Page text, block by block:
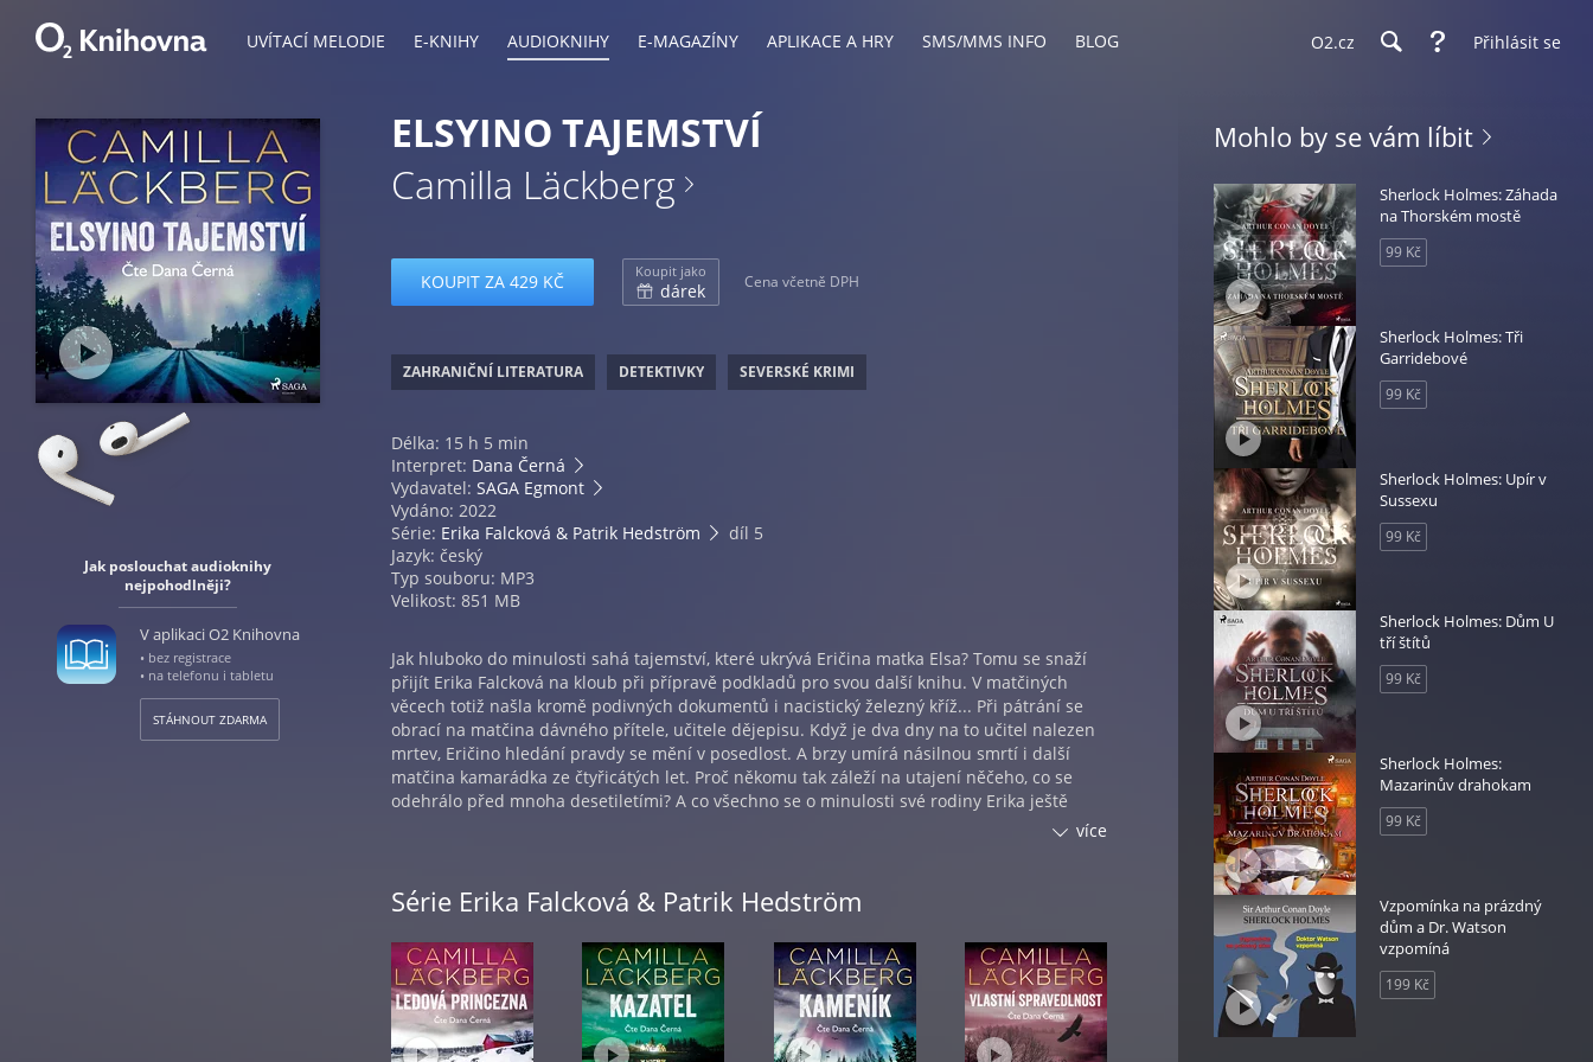
UVÍTACÍ MELODIE E-KNIHY AUDIOKNIHY E-MAGAZÍNY APLIKACE A HRY SMS/MMS INFO BLOG O2.cz Přihlásit se
Jak poslouchat audioknihy
nejpohodlněji?
V aplikaci O2 Knihovna
• bez registrace
• na telefonu i tabletu
STÁHNOUT ZDARMA
ELSYINO TAJEMSTVÍ
Camilla Läckberg
KOUPIT ZA 429 KČ Koupit jako
dárek Cena včetně DPH
ZAHRANIČNÍ LITERATURA DETEKTIVKY SEVERSKÉ KRIMI
Délka: 15 h 5 min
Interpret: Dana Černá
Vydavatel: SAGA Egmont
Vydáno: 2022
Série: Erika Falcková & Patrik Hedström
díl 5
Jazyk: český
Typ souboru: MP3
Velikost: 851 MB
Jak hluboko do minulosti sahá tajemství, které ukrývá Eričina matka Elsa? Tomu se snaží
přijít Erika Falcková na kloub při přípravě podkladů pro svou další knihu. V matčiných
věcech totiž našla kromě podivných dokumentů i nacistický železný kříž... Při pátrání se
obrací na matčina dávného přítele, učitele dějepisu. Když je dva dny na to učitel nalezen
mrtev, Eričino hledání pravdy se mění v posedlost. A brzy umírá násilnou smrtí i další
matčina kamarádka ze čtyřicátých let. Proč někomu tak záleží na utajení něčeho, co se
odehrálo před mnoha desetiletími? A co všechno se o minulosti své rodiny Erika ještě
dozví? Camilla Läckberg se v tomto detektivním románu noří až do časů druhé světové
Hedströmovi.
Camilla Läckberg (1974), přezdívaná královnou severské krimi, je jednou z
nejprodávanějších švédských spisovatelek. Dlouhodobě okupuje přední příčky
skandinávských bestsellerů a za své knihy, které byly přeloženy do více než 40 jazyků,
získala řadu ocenění. Jejím nejslavnějším dílem je desetidílná detektivní série o
spisovatelce Erice Falckové a detektivovi Patriku Hedströmovi.
více
Série Erika Falcková & Patrik Hedström
Mohlo by se vám líbit
Sherlock Holmes: Záhada
na Thorském mostě
99 Kč
Sherlock Holmes: Tři
Garridebové
99 Kč
Sherlock Holmes: Upír v
Sussexu
99 Kč
Sherlock Holmes: Dům U
tří štítů
99 Kč
Sherlock Holmes:
Mazarinův drahokam
99 Kč
Vzpomínka na prázdný
dům a Dr. Watson
vzpomíná
199 Kč